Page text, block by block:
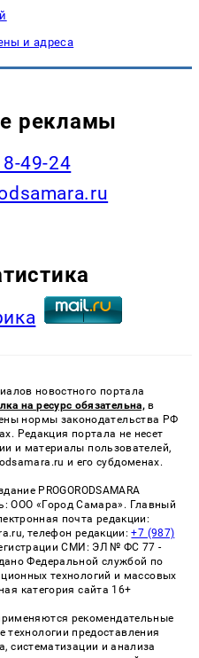
и адреса
рекламы
49-24
новостного портала
на ресурс обязательна, в
нормы законодательства РФ
Редакция портала не несет
и материалы пользователей,
и его субдоменах.
PROGORODSAMARA
ООО «Город Самара». Главный
почта редакции:
телефон редакции:+7 (987)
СМИ: ЭЛ № ФС 77 -
Федеральной службой по
технологий и массовых
категория сайта 16+
рекомендательные
предоставления
систематизации и анализа